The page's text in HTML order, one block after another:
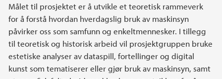
Målet til prosjektet er å utvikle et teoretisk rammeverk
for å forstå hvordan hverdagslig bruk av maskinsyn
påvirker oss som samfunn og enkeltmennesker. I tillegg
til teoretisk og historisk arbeid vil prosjektgruppen bruke
estetiske analyser av dataspill, fortellinger og digital
kunst som tematiserer eller gjør bruk av maskinsyn, samt